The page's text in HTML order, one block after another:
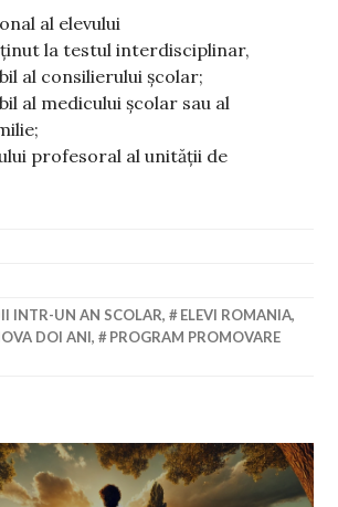
al elevului
la testul interdisciplinar,
al consilierului școlar;
al medicului școlar sau al
profesoral al unității de
INTR-UN AN SCOLAR, ELEVI ROMANIA,
DOI ANI,
PROGRAM PROMOVARE